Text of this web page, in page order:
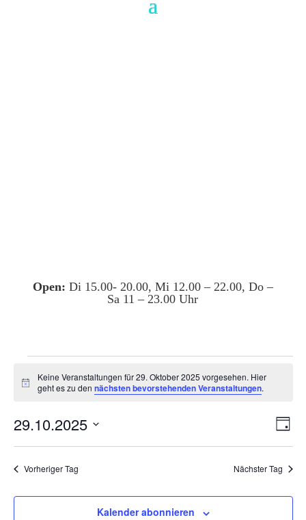
Open: Di 15.00- 20.00, Mi 12.00 – 22.00, Do –
Sa 11 – 23.00 Uhr
für
Oktober
2025
Hinweis
Keine Veranstaltungen für 29. Oktober 2025 vorgesehen. Hier
geht es zu dennächsten bevorstehenden Veranstaltungen.
Tag
29.10.2025
Vorheriger Tag Nächster Tag
Kalender abonnieren